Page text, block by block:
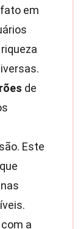
em
de
Este
a